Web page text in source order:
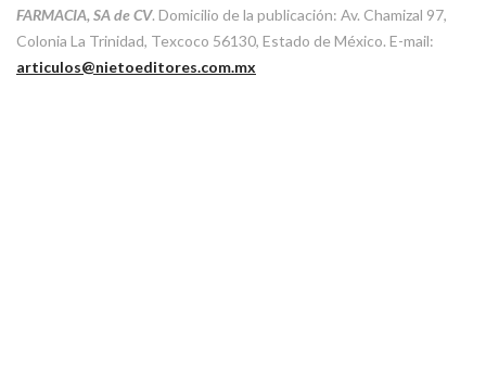
FARMACIA, SA de CV. Domicilio de la publicación: Av. Chamizal 97,
Colonia La Trinidad, Texcoco 56130, Estado de México. E-mail:
articulos@nietoeditores.com.mx